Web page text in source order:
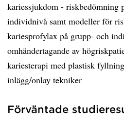
kariessjukdom - riskbedömning
individnivå samt modeller för
kariesprofylax på grupp- och
omhändertagande av
kariesterapi med plastisk
inlägg/onlay tekniker
Förväntade